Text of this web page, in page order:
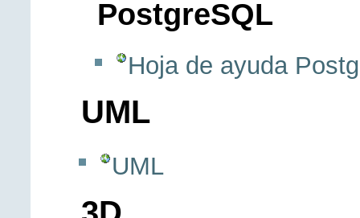
PostgreSQL
Hoja de ayuda
UML
UML